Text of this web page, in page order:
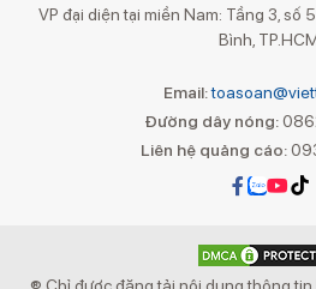
VP đại diện tại miền Nam: Tầng 3, số
Bình,
Email:
Đường dây nóng:
Liên hệ quảng cáo: